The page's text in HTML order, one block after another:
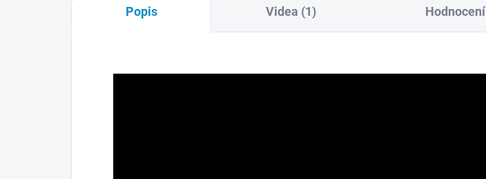
Popis Videa (1) Hodnocení